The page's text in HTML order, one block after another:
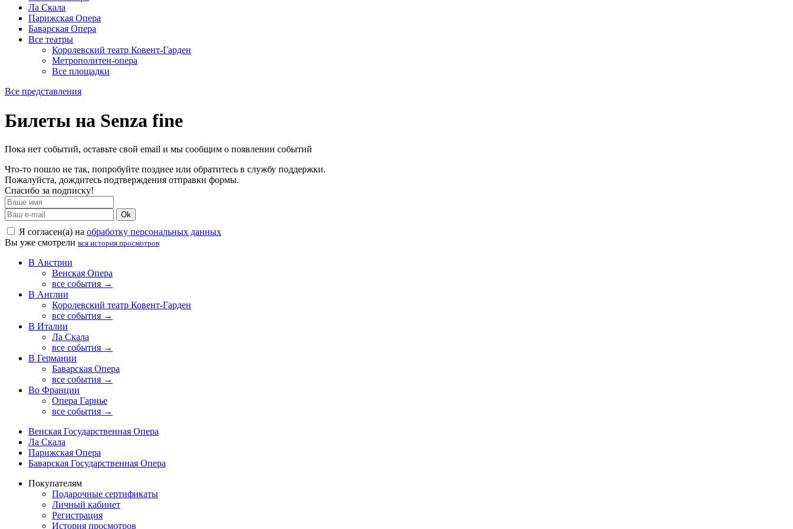
Ла Скала
Парижская Опера
Баварская Опера
Все театры
Королевский театр Ковент-Гарден
Метрополитен-опера
Все площадки
Все представления
Билеты на Senza fine
Пока нет событий, оставьте свой email и мы сообщим о появлении событий
Что-то пошло не так, попробуйте позднее или обратитесь в службу поддержки.
Пожалуйста, дождитесь подтверждения отправки формы.
Спасибо за подписку!
Ok
Я согласен(а) на обработку персональных данных
Вы уже смотрели вся история просмотров
В Австрии
Венская Опера
все события →
В Англии
Королевский театр Ковент-Гарден
все события →
В Италии
Ла Скала
все события →
В Германии
Баварская Опера
все события →
Во Франции
Опера Гарнье
все события →
Венская Государственная Опера
Ла Скала
Парижская Опера
Баварская Государственная Опера
Покупателям
Подарочные сертификаты
Личный кабинет
Регистрация
История просмотров